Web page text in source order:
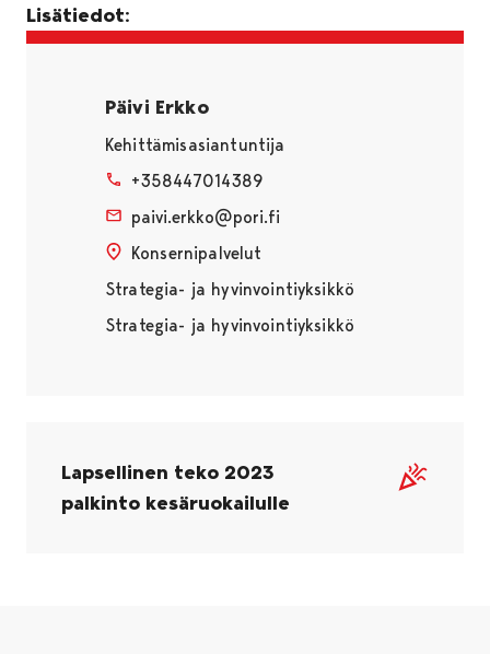
Lisätiedot:
Päivi Erkko
Kehittämisasiantuntija
+358447014389
paivi.erkko@pori.fi
Konsernipalvelut
Strategia- ja hyvinvointiyksikkö
Strategia- ja hyvinvointiyksikkö
Lapsellinen teko 2023
palkinto kesäruokailulle